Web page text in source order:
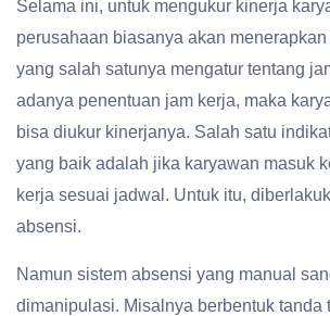
Selama ini, untuk mengukur kinerja
perusahaan biasanya akan
yang salah satunya mengatur tentang
adanya penentuan jam kerja, maka
bisa diukur kinerjanya. Salah satu
yang baik adalah jika karyawan masuk
kerja sesuai jadwal. Untuk itu,
absensi.
Namun sistem absensi yang manual
dimanipulasi. Misalnya berbentuk tanda